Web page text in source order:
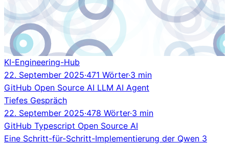
KI-Engineering-Hub
22. September 2025·471 Wörter·3 min
GitHub Open Source AI LLM AI Agent
Tiefes Gespräch
22. September 2025·478 Wörter·3 min
GitHub Typescript Open Source AI
Eine Schritt-für-Schritt-Implementierung der Qwen 3